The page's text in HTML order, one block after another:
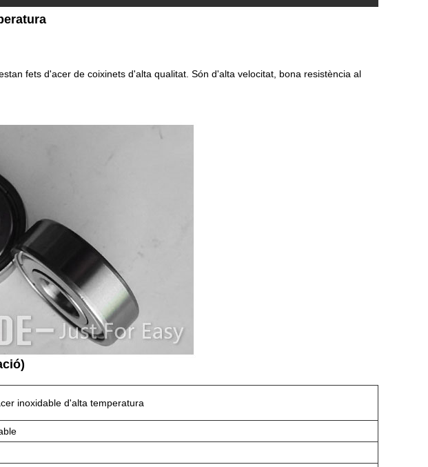
fets d'acer de coixinets d'alta qualitat. Són d'alta velocitat, bona resistència al
inoxidable d'alta temperatura